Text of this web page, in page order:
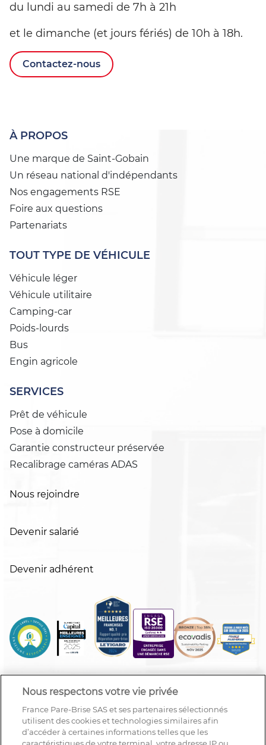
du lundi au samedi de 7h à 21h
et le dimanche (et jours fériés) de 10h à 18h.
Contactez-nous
À PROPOS
Une marque de Saint-Gobain
Un réseau national d'indépendants
Nos engagements RSE
Foire aux questions
Partenariats
TOUT TYPE DE VÉHICULE
Véhicule léger
Véhicule utilitaire
Camping-car
Poids-lourds
Bus
Engin agricole
SERVICES
Prêt de véhicule
Pose à domicile
Garantie constructeur préservée
Recalibrage caméras ADAS
Nous rejoindre
Devenir salarié
Devenir adhérent
Nous respectons votre vie privée
France Pare-Brise SAS et ses partenaires sélectionnés
utilisent des cookies et technologies similaires afin
d’accéder à certaines informations telles que les